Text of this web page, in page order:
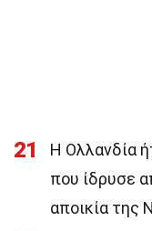
21
Η Ολλανδία
που ίδρυσε
αποικία της